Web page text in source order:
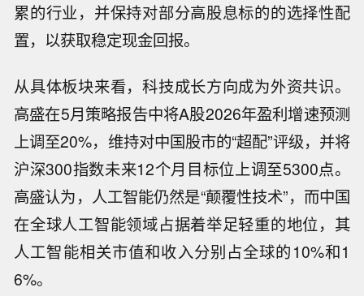
累的行业，并保持对部分高股息标的的选择性配
置，以获取稳定现金回报。
从具体板块来看，科技成长方向成为外资共识。
高盛在5月策略报告中将A股2026年盈利增速预测
上调至20%，维持对中国股市的“超配”评级，并将
沪深300指数未来12个月目标位上调至5300点。
高盛认为，人工智能仍然是“颠覆性技术”，而中国
在全球人工智能领域占据着举足轻重的地位，其
人工智能相关市值和收入分别占全球的10%和1
6%。